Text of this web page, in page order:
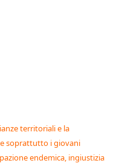
territoriali e la
soprattutto i giovani
endemica, ingiustizia